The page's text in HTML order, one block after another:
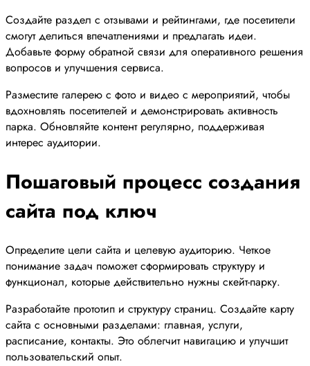
Создайте раздел с отзывами и рейтингами, где посетители
смогут делиться впечатлениями и предлагать идеи.
Добавьте форму обратной связи для оперативного решения
вопросов и улучшения сервиса.
Разместите галерею с фото и видео с мероприятий, чтобы
вдохновлять посетителей и демонстрировать активность
парка. Обновляйте контент регулярно, поддерживая
интерес аудитории.
Пошаговый процесс создания
сайта под ключ
Определите цели сайта и целевую аудиторию. Четкое
понимание задач поможет сформировать структуру и
функционал, которые действительно нужны скейт-парку.
Разработайте прототип и структуру страниц. Создайте карту
сайта с основными разделами: главная, услуги,
расписание, контакты. Это облегчит навигацию и улучшит
пользовательский опыт.